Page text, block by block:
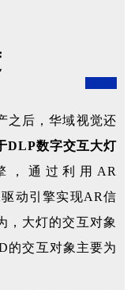
之后，华域视觉还
DLP数字交互大灯
，通过利用AR
动引擎实现AR信
，大灯的交互对象
的交互对象主要为